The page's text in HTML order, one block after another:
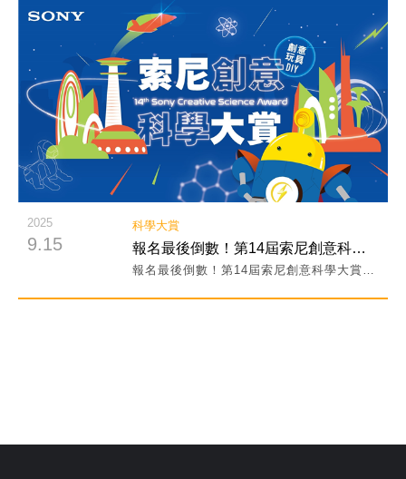
閱讀詳細內容
2025
9.15
科學大賞
報名最後倒數！第14屆索尼創意科學大賞報名延長至12/12免費線上報名！